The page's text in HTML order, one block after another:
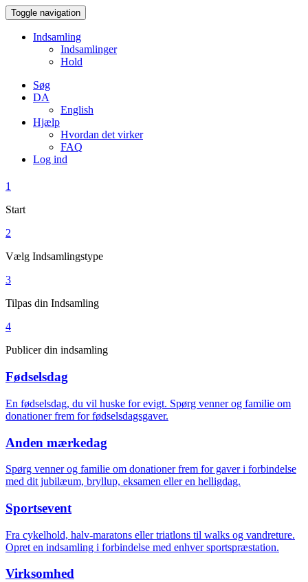
Toggle navigation
Indsamling
Indsamlinger
Hold
Søg
DA
English
Hjælp
Hvordan det virker
FAQ
Log ind
1
Start
2
Vælg Indsamlingstype
3
Tilpas din Indsamling
4
Publicer din indsamling
Fødselsdag
En fødselsdag, du vil huske for evigt. Spørg venner og familie om
donationer frem for fødselsdagsgaver.
Anden mærkedag
Spørg venner og familie om donationer frem for gaver i forbindelse
med dit jubilæum, bryllup, eksamen eller en helligdag.
Sportsevent
Fra cykelhold, halv-maratons eller triatlons til walks og vandreture.
Opret en indsamling i forbindelse med enhver sportspræstation.
Virksomhed